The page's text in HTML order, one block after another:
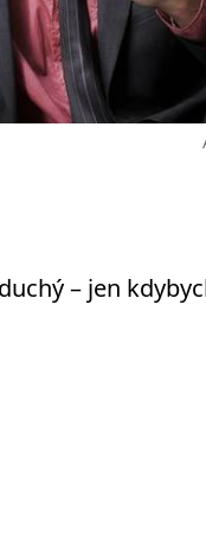
– jen